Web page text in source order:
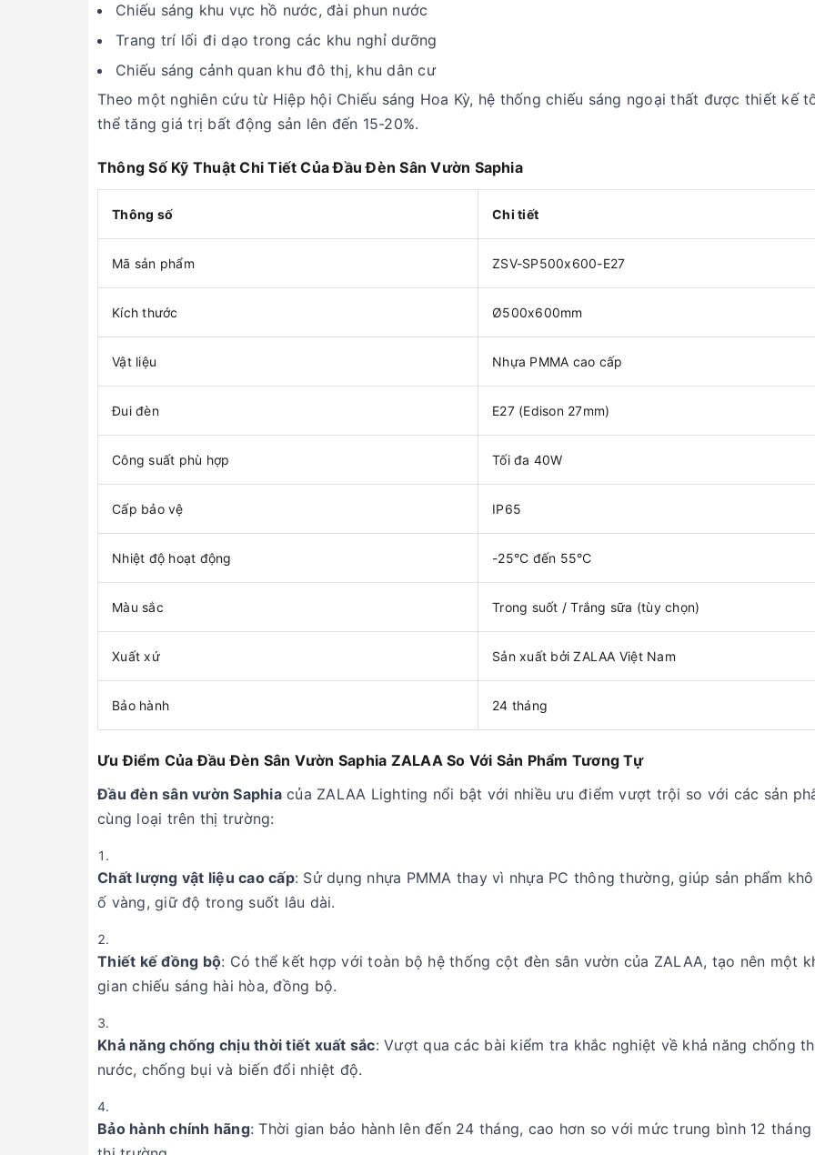
Chiếu sáng khu vực hồ nước, đài phun nước
Trang trí lối đi dạo trong các khu nghỉ dưỡng
Chiếu sáng cảnh quan khu đô thị, khu dân cư
Theo một nghiên cứu từ Hiệp hội Chiếu sáng Hoa Kỳ, hệ thống chiếu sáng ngoại thất được thiết kế
thể tăng giá trị bất động sản lên đến 15-20%.
Thông Số Kỹ Thuật Chi Tiết Của Đầu Đèn Sân Vườn Saphia
Thông số Chi tiết
Mã sản phẩm ZSV-SP500x600-E27
Kích thước Ø500x600mm
Vật liệu Nhựa PMMA cao cấp
Đui đèn E27 (Edison 27mm)
Công suất phù hợp Tối đa 40W
Cấp bảo vệ IP65
Nhiệt độ hoạt động -25°C đến 55°C
Màu sắc Trong suốt / Trắng sữa (tùy chọn)
Xuất xứ Sản xuất bởi ZALAA Việt Nam
Bảo hành 24 tháng
Ưu Điểm Của Đầu Đèn Sân Vườn Saphia ZALAA So Với Sản Phẩm Tương Tự
Đầu đèn sân vườn Saphiacủa ZALAA Lighting nổi bật với nhiều ưu điểm vượt trội so với các sản
cùng loại trên thị trường:
Chất lượng vật liệu cao cấp: Sử dụng nhựa PMMA thay vì nhựa PC thông thường, giúp sản phẩm
ố vàng, giữ độ trong suốt lâu dài.
Thiết kế đồng bộ: Có thể kết hợp với toàn bộ hệ thống cột đèn sân vườn của ZALAA, tạo nên một
gian chiếu sáng hài hòa, đồng bộ.
Khả năng chống chịu thời tiết xuất sắc: Vượt qua các bài kiểm tra khắc nghiệt về khả năng chống
nước, chống bụi và biến đổi nhiệt độ.
Bảo hành chính hãng: Thời gian bảo hành lên đến 24 tháng, cao hơn so với mức trung bình 12 tháng